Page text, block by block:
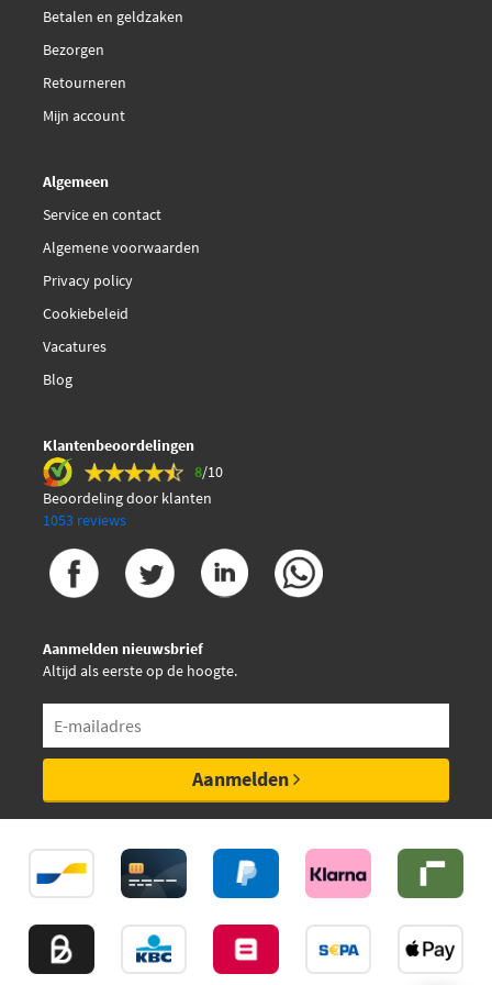
460000480010
Magneti Marelli
Sidat 90054
Sidat 90135
Sidat 90951
Valeo Compact 368070
Vemo V46-76-0013
Betalen en geldzaken
Bezorgen
Retourneren
Mijn account
Algemeen
Service en contact
Algemene voorwaarden
Privacy policy
Cookiebeleid
Vacatures
Blog
Klantenbeoordelingen
8/10
Beoordeling door klanten
1053 reviews
Aanmelden nieuwsbrief
Altijd als eerste op de hoogte.
Aanmelden